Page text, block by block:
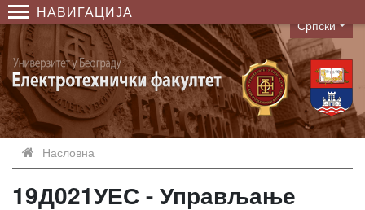
НАВИГАЦИЈА
Language
Српски
Насловна
19Д021УЕС - Управљање